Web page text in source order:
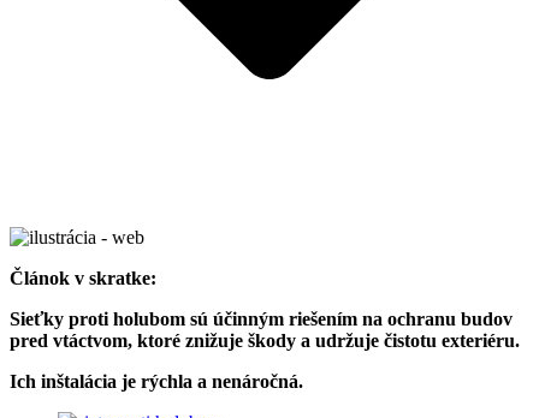
Článok v skratke:
Sieťky proti holubom sú účinným riešením na ochranu budov
pred vtáctvom, ktoré znižuje škody a udržuje čistotu exteriéru.
Ich inštalácia je rýchla a nenáročná.